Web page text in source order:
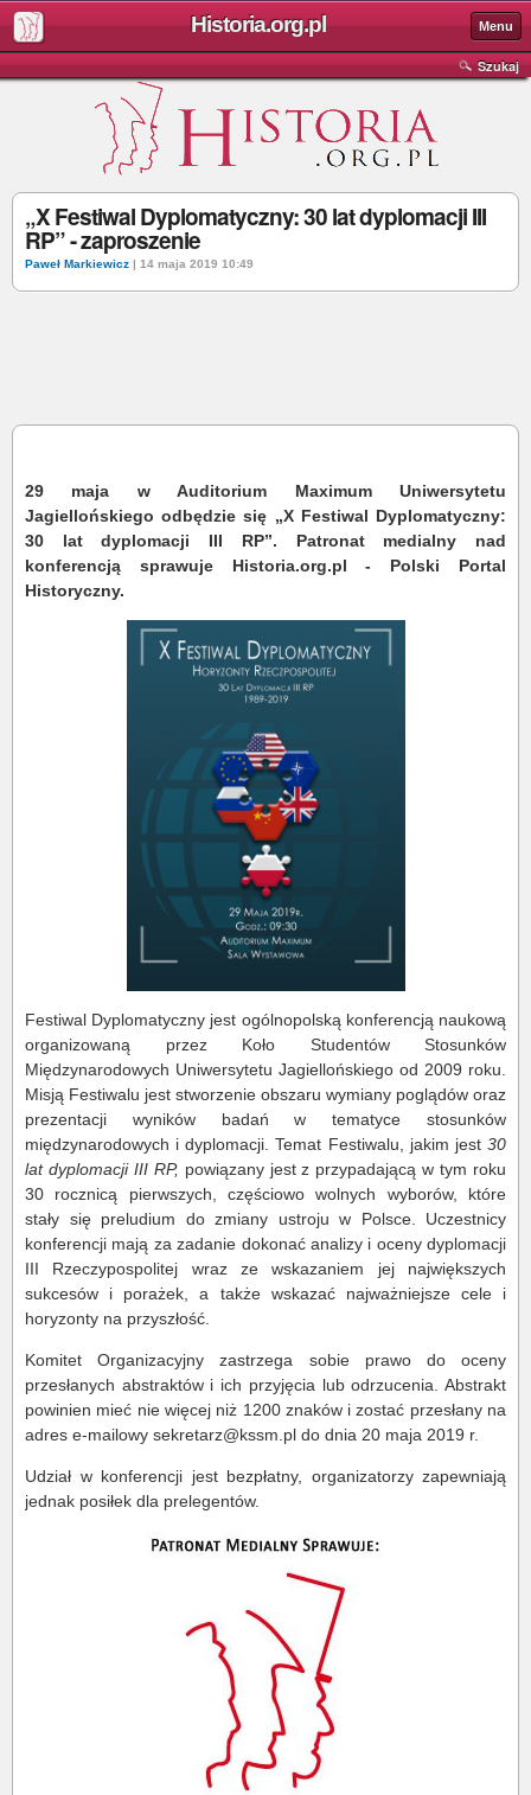
Historia.org.pl Menu
Szukaj
„X Festiwal Dyplomatyczny: 30 lat dyplomacji III
RP” - zaproszenie
Paweł Markiewicz | 14 maja 2019 10:49
29 maja w Auditorium Maximum Uniwersytetu
Jagiellońskiego odbędzie się „X Festiwal Dyplomatyczny:
30 lat dyplomacji III RP”. Patronat medialny nad
konferencją sprawuje Historia.org.pl - Polski Portal
Historyczny.
Festiwal Dyplomatyczny jest ogólnopolską konferencją naukową
organizowaną przez Koło Studentów Stosunków
Międzynarodowych Uniwersytetu Jagiellońskiego od 2009 roku.
Misją Festiwalu jest stworzenie obszaru wymiany poglądów oraz
prezentacji wyników badań w tematyce stosunków
międzynarodowych i dyplomacji. Temat Festiwalu, jakim jest 30
lat dyplomacji III RP, powiązany jest z przypadającą w tym roku
30 rocznicą pierwszych, częściowo wolnych wyborów, które
stały się preludium do zmiany ustroju w Polsce. Uczestnicy
konferencji mają za zadanie dokonać analizy i oceny dyplomacji
III Rzeczypospolitej wraz ze wskazaniem jej największych
sukcesów i porażek, a także wskazać najważniejsze cele i
horyzonty na przyszłość.
Komitet Organizacyjny zastrzega sobie prawo do oceny
przesłanych abstraktów i ich przyjęcia lub odrzucenia. Abstrakt
powinien mieć nie więcej niż 1200 znaków i zostać przesłany na
adres e-mailowy sekretarz@kssm.pl do dnia 20 maja 2019 r.
Udział w konferencji jest bezpłatny, organizatorzy zapewniają
jednak posiłek dla prelegentów.